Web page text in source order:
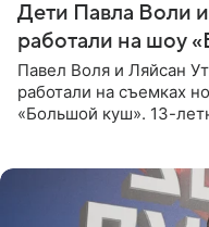
Дети Павла Воли
работали на шоу
Павел Воля и Ляйсан
работали на съемках
«Большой куш». 13-